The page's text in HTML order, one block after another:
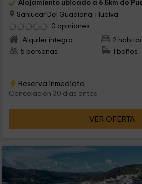
Alojamiento ubicado a 6.5km de
Sanlucar Del Guadiana, Huelva
0 opiniones
Alquiler íntegro
2
5 personas
1 baños
Reserva inmediata
Cancelación 30 días antes
VER OFERTA